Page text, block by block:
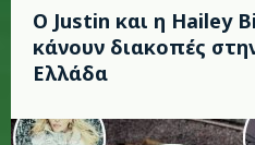
Ο Justin και η Hailey
κάνουν διακοπές
Ελλάδα